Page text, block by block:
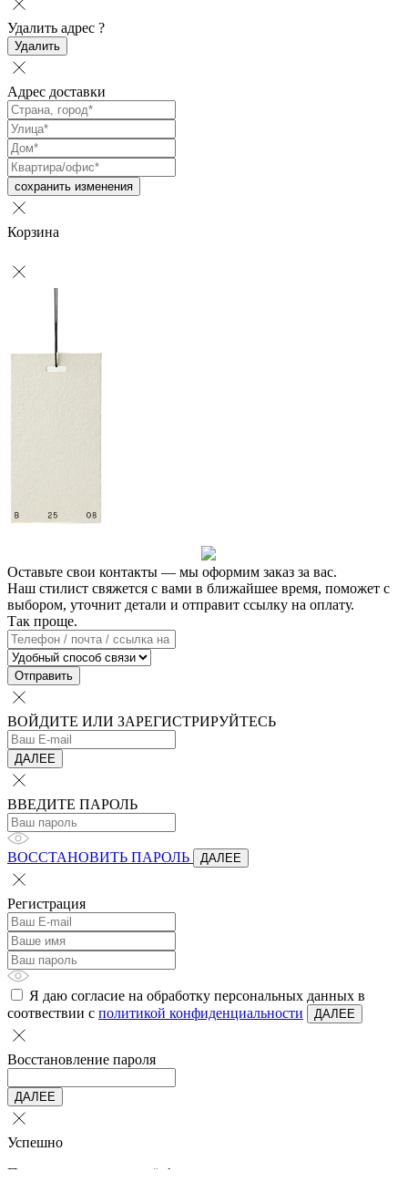
Удалить адрес ?
Удалить
Адрес доставки
сохранить изменения
Корзина
Оставьте свои контакты — мы оформим заказ за вас.
Наш стилист свяжется с вами в ближайшее время, поможет с
выбором, уточнит детали и отправит ссылку на оплату.
Так проще.
Отправить
ВОЙДИТЕ ИЛИ ЗАРЕГИСТРИРУЙТЕСЬ
ДАЛЕЕ
ВВЕДИТЕ ПАРОЛЬ
ВОССТАНОВИТЬ ПАРОЛЬ ДАЛЕЕ
Регистрация
Я даю согласие на обработку персональных данных в
соотвествии с политикой конфиденциальности ДАЛЕЕ
Восстановление пароля
ДАЛЕЕ
Успешно
Пароль успешно изменён!